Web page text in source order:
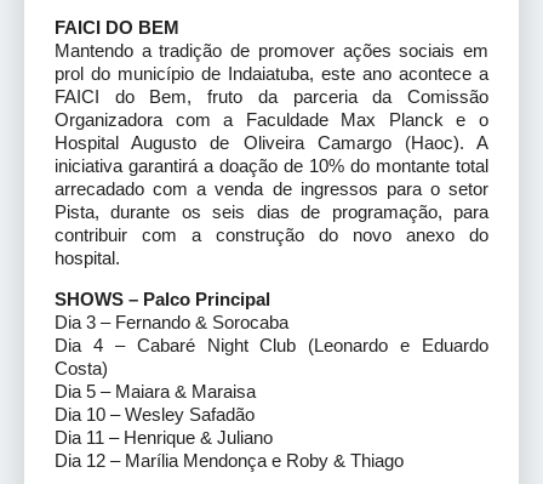
FAICI DO BEM
Mantendo a tradição de promover ações sociais em
prol do município de Indaiatuba, este ano acontece a
FAICI do Bem, fruto da parceria da Comissão
Organizadora com a Faculdade Max Planck e o
Hospital Augusto de Oliveira Camargo (Haoc). A
iniciativa garantirá a doação de 10% do montante total
arrecadado com a venda de ingressos para o setor
Pista, durante os seis dias de programação, para
contribuir com a construção do novo anexo do
hospital.
SHOWS – Palco Principal
Dia 3 – Fernando & Sorocaba
Dia 4 – Cabaré Night Club (Leonardo e Eduardo
Costa)
Dia 5 – Maiara & Maraisa
Dia 10 – Wesley Safadão
Dia 11 – Henrique & Juliano
Dia 12 – Marília Mendonça e Roby & Thiago